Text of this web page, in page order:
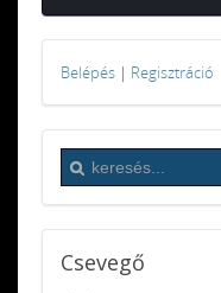
Belépés | Regisztráció
Csevegő